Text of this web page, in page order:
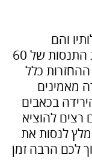
והם
מאפשרים לרוכשים ליהנות מתקופת התנסות של 60
כלל
מאמינים
בכאבים
רצים להוציא
לנסות את
לכם הרבה זמן